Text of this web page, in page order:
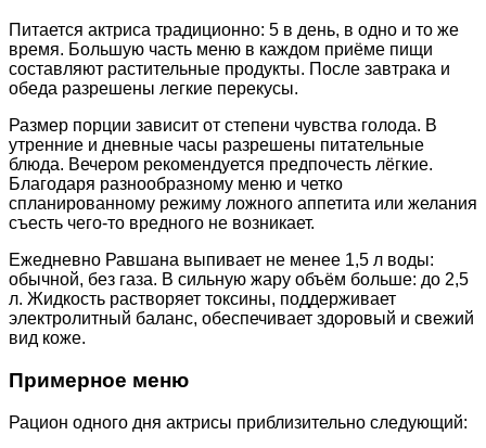
Питается актриса традиционно: 5 в день, в одно и то же
время. Большую часть меню в каждом приёме пищи
составляют растительные продукты. После завтрака и
обеда разрешены легкие перекусы.
Размер порции зависит от степени чувства голода. В
утренние и дневные часы разрешены питательные
блюда. Вечером рекомендуется предпочесть лёгкие.
Благодаря разнообразному меню и четко
спланированному режиму ложного аппетита или желания
съесть чего-то вредного не возникает.
Ежедневно Равшана выпивает не менее 1,5 л воды:
обычной, без газа. В сильную жару объём больше: до 2,5
л. Жидкость растворяет токсины, поддерживает
электролитный баланс, обеспечивает здоровый и свежий
вид коже.
Примерное меню
Рацион одного дня актрисы приблизительно следующий: